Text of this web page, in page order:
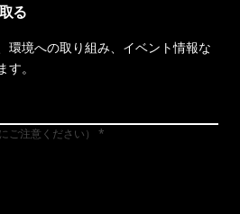
る
環境への取り組み、イベント情報な
。
ご注意ください）